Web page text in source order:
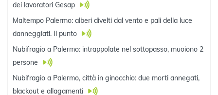
dei lavoratori Gesap
Maltempo Palermo: alberi divelti dal vento e pali della luce
danneggiati. Il punto
Nubifragio a Palermo: intrappolate nel sottopasso, muoiono 2
persone
Nubifragio a Palermo, città in ginocchio: due morti annegati,
blackout e allagamenti